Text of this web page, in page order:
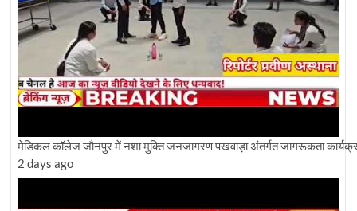
मेडिकल कॉलेज जौनपुर में नशा मुक्ति जनजागरण पखवाड़ा अंतर्गत जागरूकता
2 days ago